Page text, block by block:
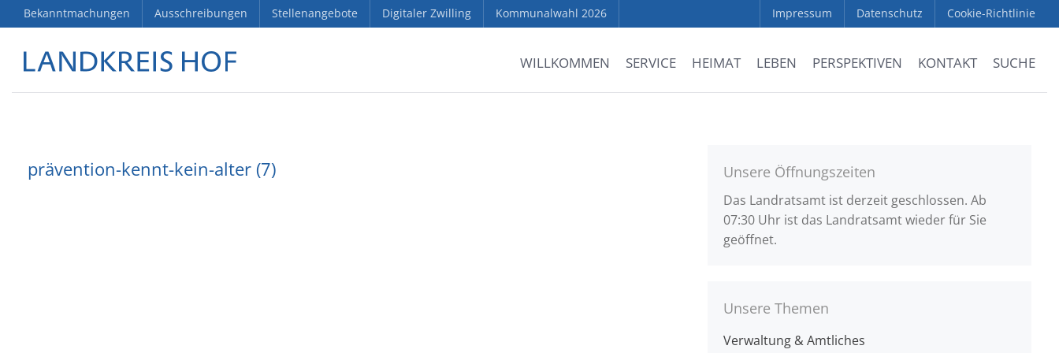
Bekanntmachungen Ausschreibungen Stellenangebote Digitaler Zwilling Kommunalwahl 2026 Impressum Datenschutz Cookie-Richtlinie
WILLKOMMEN SERVICE HEIMAT LEBEN PERSPEKTIVEN KONTAKT SUCHE
prävention-kennt-kein-alter (7) Unsere Öffnungszeiten
Das Landratsamt ist derzeit geschlossen. Ab
07:30 Uhr ist das Landratsamt wieder für Sie
geöffnet.
Unsere Themen
Verwaltung & Amtliches